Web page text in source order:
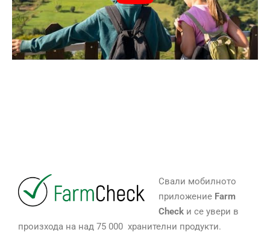
Свали мобилното
приложение Farm
Checkи се увери в
произхода на над 75 000 хранителни продукти.